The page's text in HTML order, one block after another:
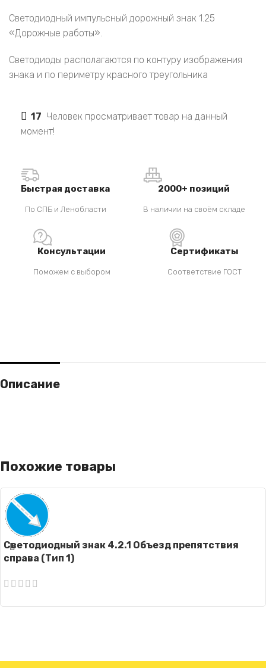
Светодиодный импульсный дорожный знак 1.25
«Дорожные работы».
Светодиоды располагаются по контуру изображения
знака и по периметру красного треугольника
17 Человек просматривает товар на данный
момент!
Быстрая доставка
По СПБ и Ленобласти
2000+ позиций
В наличии на своём складе
Консультации
Поможем с выбором
Сертификаты
Соответствие ГОСТ
Описание
Похожие товары
Светодиодный знак 4.2.1 Объезд препятствия
справа (Тип 1)